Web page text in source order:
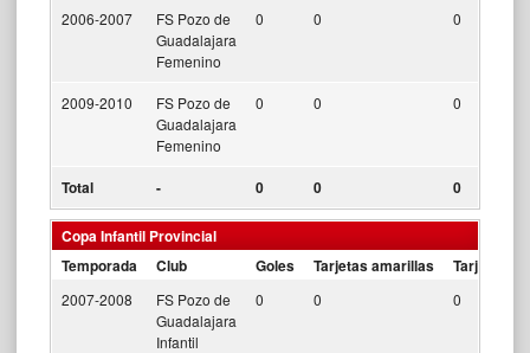
2006-2007
FS Pozo de
Guadalajara
Femenino
0 0 0
2009-2010
FS Pozo de
Guadalajara
Femenino
0 0 0
Total - 0 0 0
Copa Infantil Provincial
Temporada
Club Goles Tarjetas amarillas Tarjetas
2007-2008
FS Pozo de
Guadalajara
Infantil
0 0 0